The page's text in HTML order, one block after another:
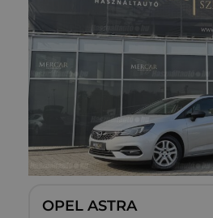
OPEL ASTRA